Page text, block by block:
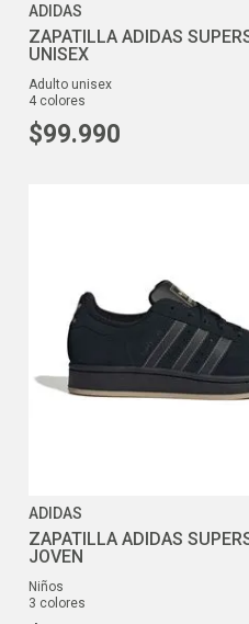
ADIDAS
ZAPATILLA ADIDAS
UNISEX
adulto unisex
4 colores
$99.990
ADIDAS
ZAPATILLA ADIDAS
JOVEN
niños
3 colores